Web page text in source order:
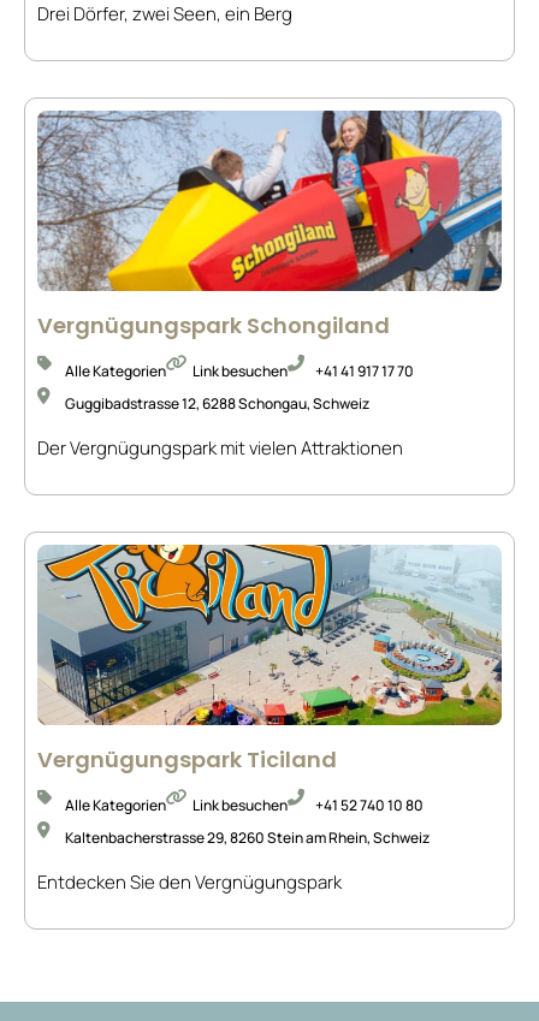
Drei Dörfer, zwei Seen, ein Berg
Vergnügungspark Schongiland
Alle Kategorien Link besuchen
+41 41 917 17 70
Guggibadstrasse 12, 6288 Schongau, Schweiz
Der Vergnügungspark mit vielen Attraktionen
Vergnügungspark Ticiland
Alle Kategorien Link besuchen
+41 52 740 10 80
Kaltenbacherstrasse 29, 8260 Stein am Rhein, Schweiz
Entdecken Sie den Vergnügungspark